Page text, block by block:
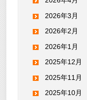
2026年3月
2026年2月
2026年1月
2025年12月
2025年11月
2025年10月